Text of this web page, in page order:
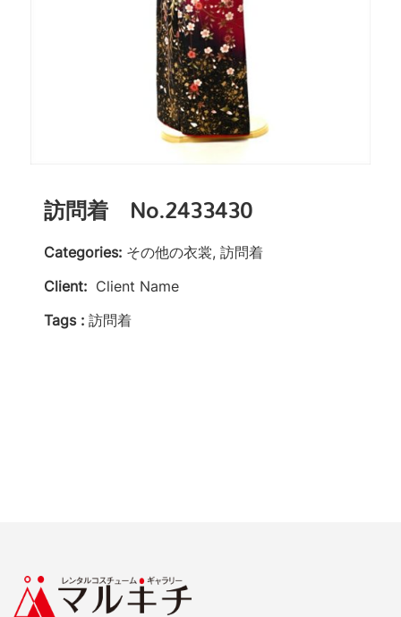
訪問着 No.2433430
Categories: その他の衣裳, 訪問着
Client: Client Name
Tags : 訪問着